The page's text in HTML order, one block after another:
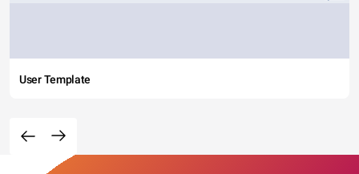
User Template